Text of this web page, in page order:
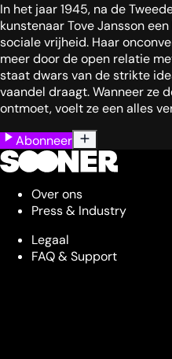
In het jaar 1945, na de
kunstenaar Tove Jansson
sociale vrijheid. Haar
meer door de open relatie
staat dwars van de strikte
vaandel draagt. Wanneer ze
ontmoet, voelt ze een alles
Abonneer
Over ons
Press & Industry
Legaal
FAQ & Support